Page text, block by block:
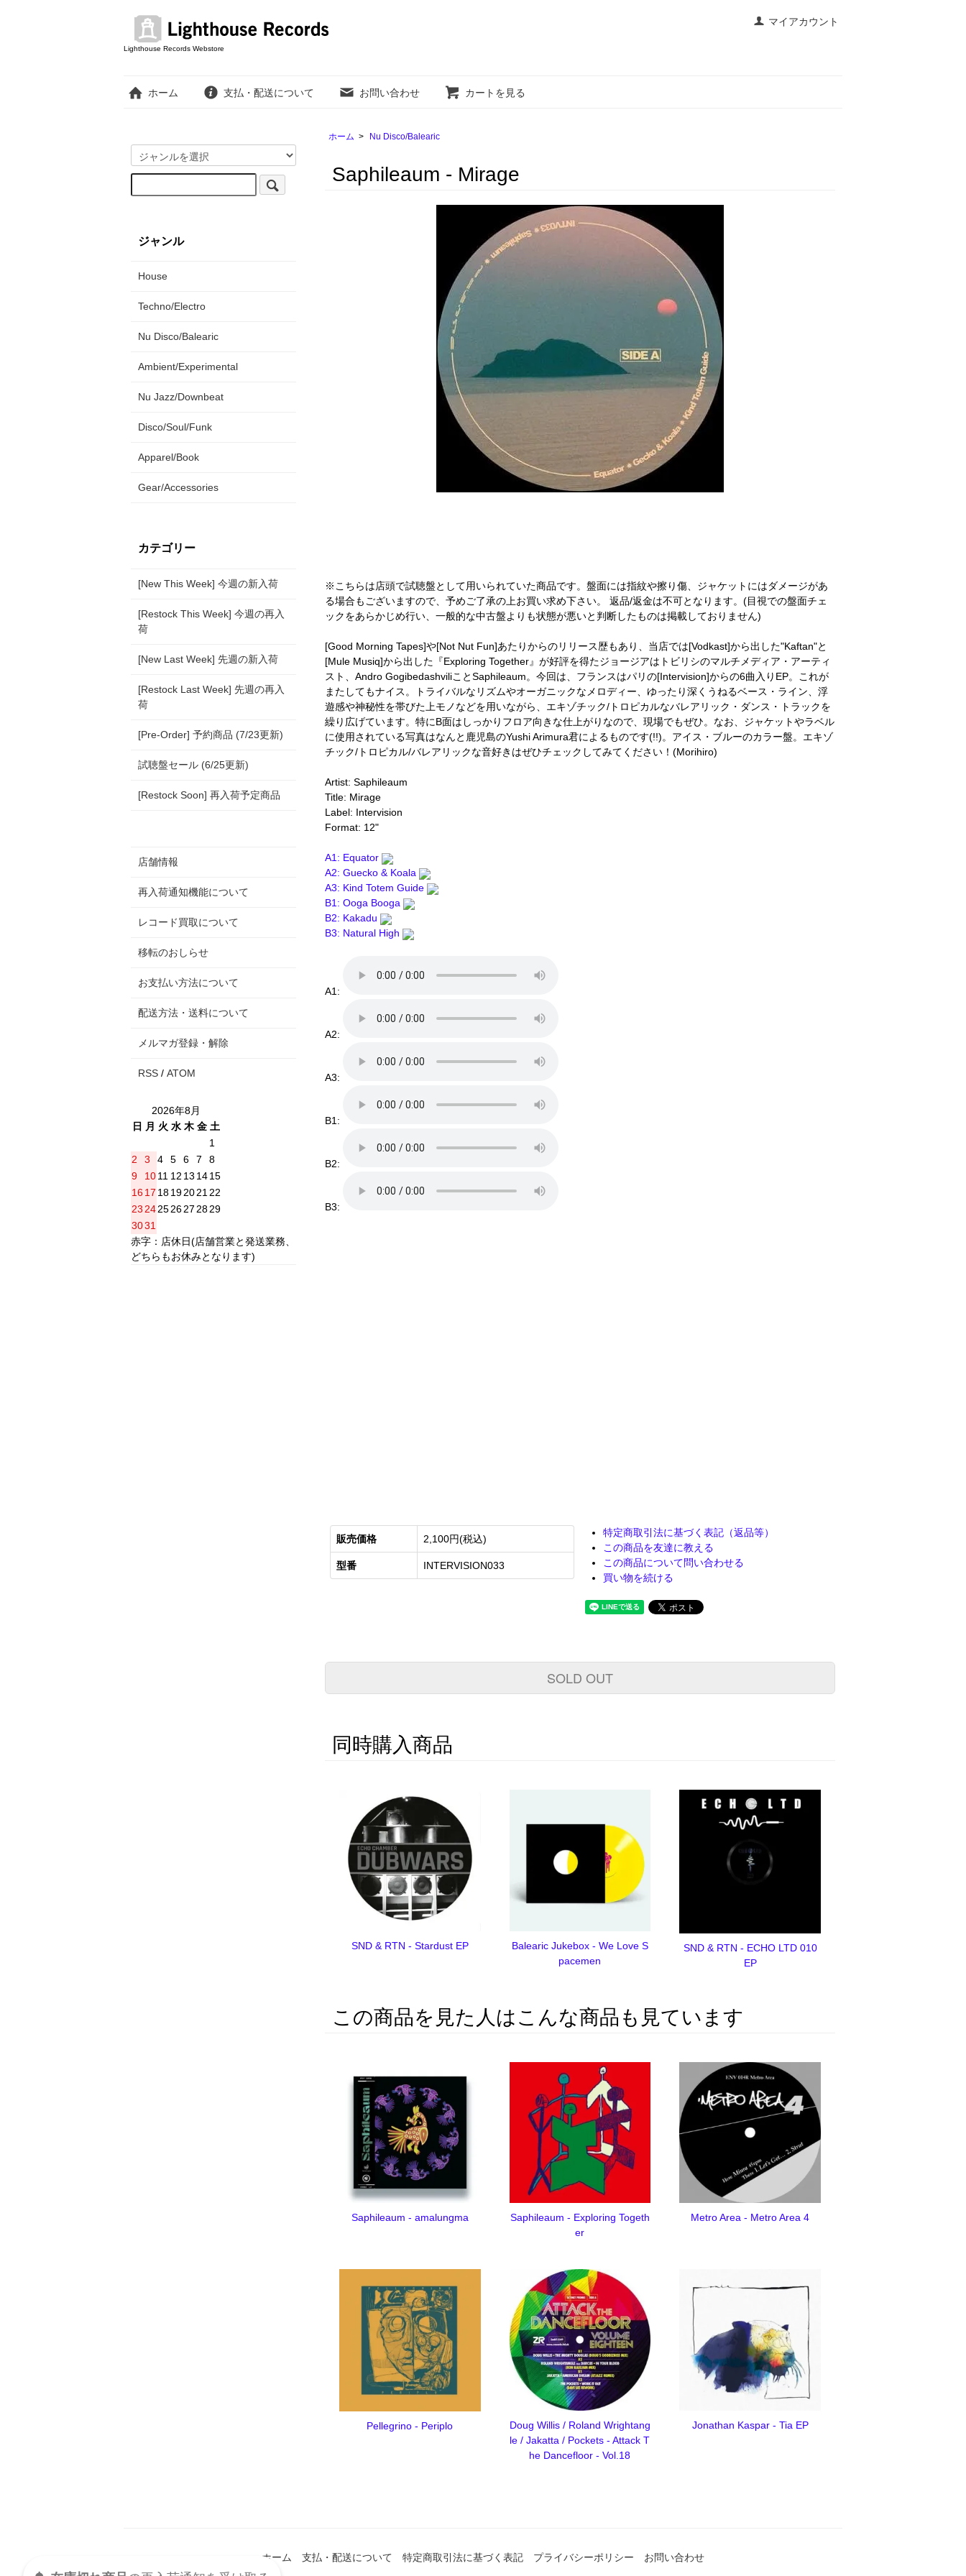
マイアカウント
Lighthouse Records Webstore
ホーム 支払・配送について お問い合わせ カートを見る
ホーム > Nu Disco/Balearic
Saphileaum - Mirage
※こちらは店頭で試聴盤として用いられていた商品です。盤面には指紋や擦り傷、ジャケットにはダメージがあ
る場合もございますので、予めご了承の上お買い求め下さい。 返品/返金は不可となります。(目視での盤面チェ
ックをあらかじめ行い、一般的な中古盤よりも状態が悪いと判断したものは掲載しておりません)
[Good Morning Tapes]や[Not Nut Fun]あたりからのリリース歴もあり、当店では[Vodkast]から出した"Kaftan"と
[Mule Musiq]から出した『Exploring Together』が好評を得たジョージアはトビリシのマルチメディア・アーティ
スト、Andro GogibedashviliことSaphileaum。今回は、フランスはパリの[Intervision]からの6曲入りEP。これが
またしてもナイス。トライバルなリズムやオーガニックなメロディー、ゆったり深くうねるベース・ライン、浮
遊感や神秘性を帯びた上モノなどを用いながら、エキゾチック/トロピカルなバレアリック・ダンス・トラックを
繰り広げています。特にB面はしっかりフロア向きな仕上がりなので、現場でもぜひ。なお、ジャケットやラベル
に使用されている写真はなんと鹿児島のYushi Arimura君によるものです(!!)。アイス・ブルーのカラー盤。エキゾ
チック/トロピカル/バレアリックな音好きはぜひチェックしてみてください！(Morihiro)
Artist: Saphileaum
Title: Mirage
Label: Intervision
Format: 12"
A1: Equator
A2: Guecko & Koala
A3: Kind Totem Guide
B1: Ooga Booga
B2: Kakadu
B3: Natural High
A1:
A2:
A3:
B1:
B2:
B3:
販売価格 2,100円(税込)
型番 INTERVISION033
特定商取引法に基づく表記（返品等）
この商品を友達に教える
この商品について問い合わせる
買い物を続ける
SOLD OUT
同時購入商品
SND & RTN - Stardust EP
Balearic Jukebox - We Love S
pacemen
SND & RTN - ECHO LTD 010
EP
この商品を見た人はこんな商品も見ています
Saphileaum - amalungma
Saphileaum - Exploring Togeth
er
Metro Area - Metro Area 4
Pellegrino - Periplo
Doug Willis / Roland Wrightang
le / Jakatta / Pockets - Attack T
he Dancefloor - Vol.18
Jonathan Kaspar - Tia EP
ジャンル
House
Techno/Electro
Nu Disco/Balearic
Ambient/Experimental
Nu Jazz/Downbeat
Disco/Soul/Funk
Apparel/Book
Gear/Accessories
カテゴリー
[New This Week] 今週の新入荷
[Restock This Week] 今週の再入
荷
[New Last Week] 先週の新入荷
[Restock Last Week] 先週の再入
荷
[Pre-Order] 予約商品 (7/23更新)
試聴盤セール (6/25更新)
[Restock Soon] 再入荷予定商品
店舗情報
再入荷通知機能について
レコード買取について
移転のおしらせ
お支払い方法について
配送方法・送料について
メルマガ登録・解除
RSS / ATOM
2026年8月
日
月 火 水 木 金 土
1
2
3 4 5 6 7
8
9
1011 12 13 1415
16 17 18192021 22
23 24252627 2829
3031
赤字：店休日(店舗営業と発送業務、
どちらもお休みとなります)
ホーム 支払・配送について 特定商取引法に基づく表記 プライバシーポリシー
お問い合わせ